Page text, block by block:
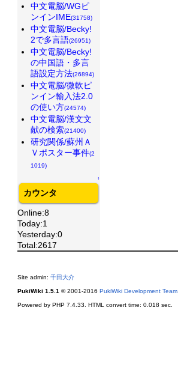
中文電脳/WGピ
ンインIME(31758)
中文電脳/Becky!
2で多言語(26951)
中文電脳/Becky!
の中国語・多言
語設定方法(26894)
中文電脳/微軟ピ
ンイン輸入法2.0
の使い方(24574)
中文電脳/漢文文
献の検索(21400)
研究関係/蘇州Ａ
Ｖポスター事件(2
1019)
↑
カウンタ
Online:8
Today:1
Yesterday:0
Total:2617
Site admin: 千田大介
PukiWiki 1.5.1 © 2001-2016 PukiWiki Development Team
Powered by PHP 7.4.33. HTML convert time: 0.018 sec.